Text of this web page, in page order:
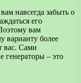
навсегда забыть о
его
вам
варианту более
вас. Сами
генераторы – это